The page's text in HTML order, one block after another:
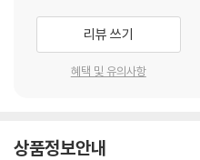
리뷰 쓰기
혜택 및 유의사항
상품정보안내